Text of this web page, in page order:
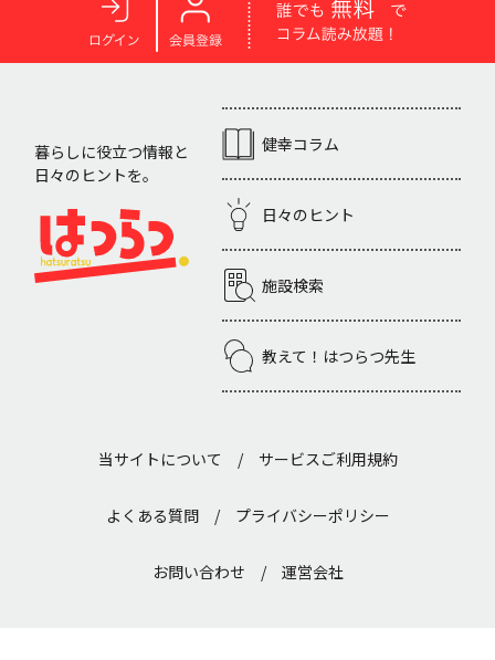
暮らしに役立つ情報と
日々のヒントを。
健幸コラム
日々のヒント
施設検索
教えて！はつらつ先生
当サイトについて / サービスご利用規約
よくある質問/ プライバシーポリシー
お問い合わせ / 運営会社